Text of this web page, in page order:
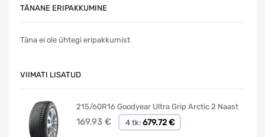
TÄNANE ERIPAKKUMINE
Täna ei ole ühtegi eripakkumist
VIIMATI LISATUD
215/60R16 Goodyear Ultra Grip Arctic 2 Naast
169.93 € 4 tk: 679.72 €